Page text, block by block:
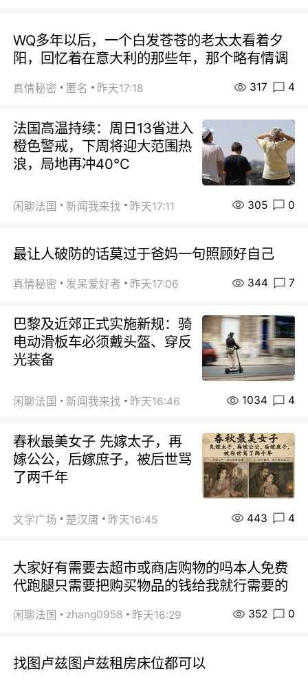
WQ多年以后，一个白发苍苍的老太太看着夕
阳，回忆着在意大利的那些年，那个略有情调
真情秘密 匿名 昨天17:18 317 4
法国高温持续：周日13省进入
橙色警戒，下周将迎大范围热
浪，局地再冲40℃
闲聊法国 新闻我来找 昨天17:11 305 0
最让人破防的话莫过于爸妈一句照顾好自己
真情秘密 发呆爱好者 昨天17:06 344 7
巴黎及近郊正式实施新规：骑
电动滑板车必须戴头盔、穿反
光装备
闲聊法国 新闻我来找 昨天16:46 1034 4
春秋最美女子 先嫁太子，再
嫁公公，后嫁庶子，被后世骂
了两千年
文学广场 楚汉唐 昨天16:45 443 4
大家好有需要去超市或商店购物的吗本人免费
代跑腿只需要把购买物品的钱给我就行需要的
闲聊法国 zhang0958 昨天16:29 352 0
找图卢兹图卢兹租房床位都可以